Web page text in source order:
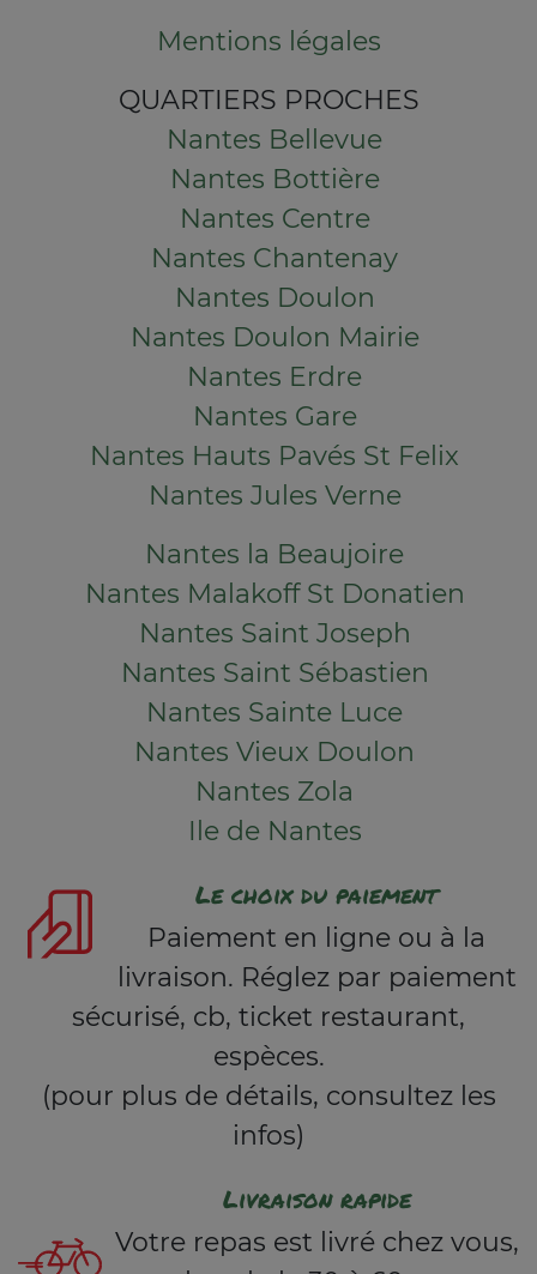
Mentions légales
QUARTIERS PROCHES
Nantes Bellevue
Nantes Bottière
Nantes Centre
Nantes Chantenay
Nantes Doulon
Nantes Doulon Mairie
Nantes Erdre
Nantes Gare
Nantes Hauts Pavés St Felix
Nantes Jules Verne
Nantes la Beaujoire
Nantes Malakoff St Donatien
Nantes Saint Joseph
Nantes Saint Sébastien
Nantes Sainte Luce
Nantes Vieux Doulon
Nantes Zola
Ile de Nantes
Le choix du paiement
Paiement en ligne ou à la
livraison. Réglez par paiement
sécurisé, cb, ticket restaurant,
espèces.
(pour plus de détails, consultez les
infos)
Livraison rapide
Votre repas est livré chez vous,